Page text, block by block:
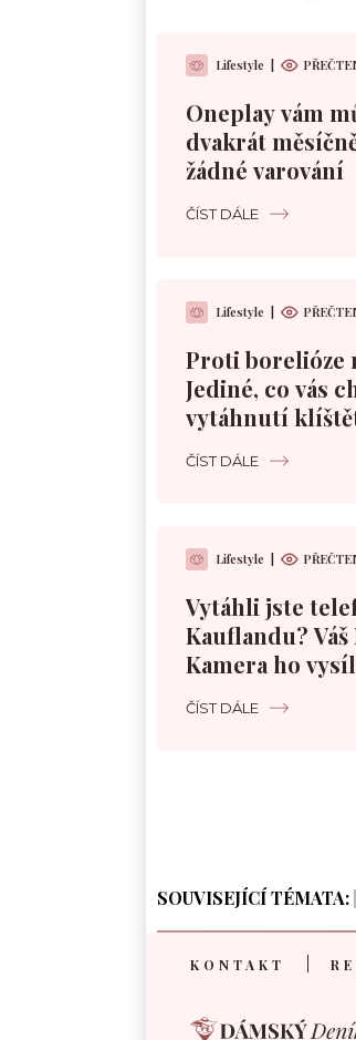
Lifestyle
Oneplay vám
dvakrát
žádné varování
ČÍST DÁLE
Lifestyle
Proti borelióze
Jediné, co vás
vytáhnutí
špatně
ČÍST DÁLE
Lifestyle
Vytáhli jste
Kauflandu?
Kamera ho
ČÍST DÁLE
SOUVISEJÍCÍ TÉMATA:
KONTAKT